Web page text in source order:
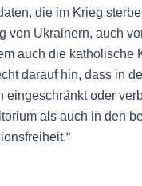
die im Krieg
von Ukrainern, auch
auch die katholische
darauf hin, dass in
oder
als auch in den